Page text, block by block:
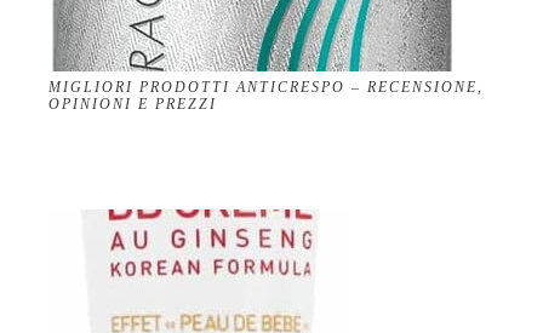
MIGLIORI PRODOTTI ANTICRESPO – RECENSIONE,
OPINIONI E PREZZI